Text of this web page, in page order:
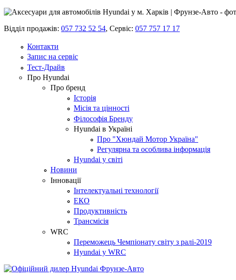
Відділ продажів: 057 732 52 54, Сервіс: 057 757 17 17
Контакти
Запис на сервіс
Тест-Драйв
Про Hyundai
Про бренд
Історія
Місія та цінності
Філософія Бренду
Hyundai в Україні
Про "Хюндай Мотор Україна"
Регулярна та особлива інформація
Hyundai у світі
Новини
Інновації
Інтелектуальні технології
ЕКО
Продуктивність
Трансмісія
WRC
Переможець Чемпіонату світу з ралі-2019
Hyundai у WRC